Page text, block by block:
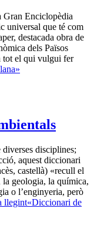
Gran Enciclopèdia
universal que té com
destacada obra de
dels Països
tot el qui vulgui fer
diverses disciplines;
aquest diccionari
castellà) «recull el
geologia, la química,
o l’enginyeria, però
llegint«Diccionari de